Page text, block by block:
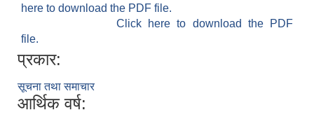
here to download the PDF file.
Click here to download the PDF
file.
प्रकार:
सूचना तथा समाचार
आर्थिक वर्ष: